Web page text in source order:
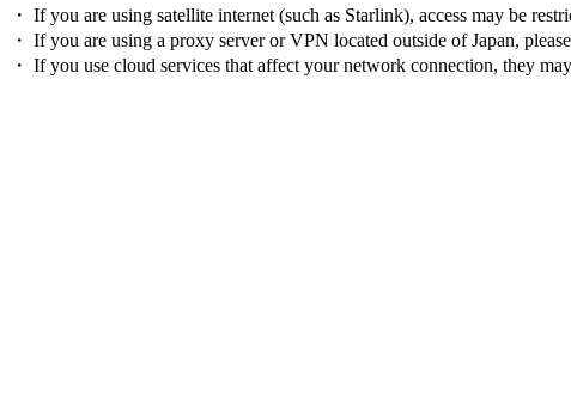
・ If you are using satellite internet (such as Starlink), access may be
・ If you are using a proxy server or VPN located outside of Japan,
・ If you use cloud services that affect your network connection, they